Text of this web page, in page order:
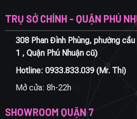
TRỤ SỞ CHÍNH - QUẬN PHÚ
308 Phan Đình Phùng, phường
1 , Quận Phú Nhuận cũ)
Hotline: 0933.833.039(Mr. Thi)
Mở cửa: 8h-22h
SHOWROOM QUẬN 7